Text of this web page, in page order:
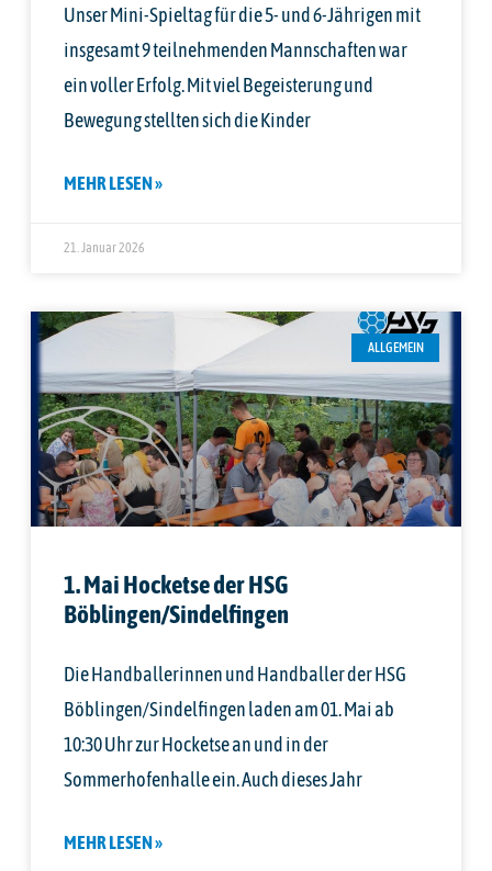
Unser Mini-Spieltag für die 5- und 6-Jährigen mit
insgesamt 9 teilnehmenden Mannschaften war
ein voller Erfolg. Mit viel Begeisterung und
Bewegung stellten sich die Kinder
MEHR LESEN »
21. Januar 2026
ALLGEMEIN
1. Mai Hocketse der HSG
Böblingen/Sindelfingen
Die Handballerinnen und Handballer der HSG
Böblingen/Sindelfingen laden am 01. Mai ab
10:30 Uhr zur Hocketse an und in der
Sommerhofenhalle ein. Auch dieses Jahr
MEHR LESEN »